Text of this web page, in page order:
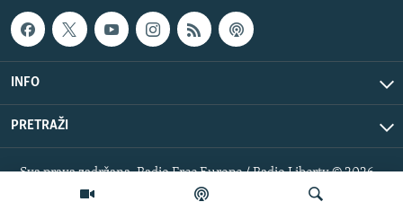
INFO
PRETRAŽI
Sva prava zadržana. Radio Free Europe / Radio Liberty © 2026
RFE/RL, Inc.